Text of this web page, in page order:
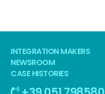
INTEGRATION MAKERS
NEWSROOM
CASE HISTORIES